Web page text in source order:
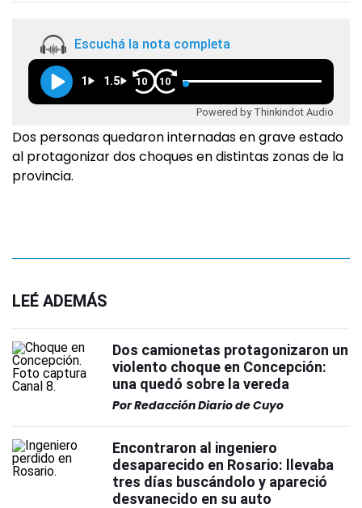
Escuchá la nota completa
1 1.5 10 10
Powered by Thinkindot Audio
Dos personas quedaron internadas en grave estado
al protagonizar dos choques en distintas zonas de la
provincia.
LEÉ ADEMÁS
Dos camionetas protagonizaron un
violento choque en Concepción:
una quedó sobre la vereda
PorRedacción Diario de Cuyo
Encontraron al ingeniero
desaparecido en Rosario: llevaba
tres días buscándolo y apareció
desvanecido en su auto